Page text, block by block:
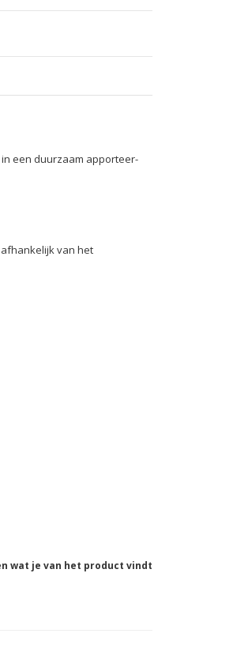
een duurzaam apporteer-
van het
wat je van het product vindt